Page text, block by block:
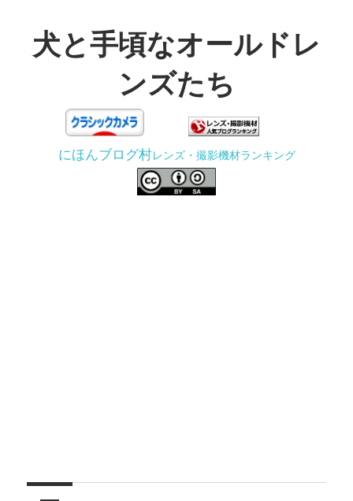
テ犬と手頃なオールドレ
ンズたち
う
にほんブログ村レンズ・撮影機材ランキング